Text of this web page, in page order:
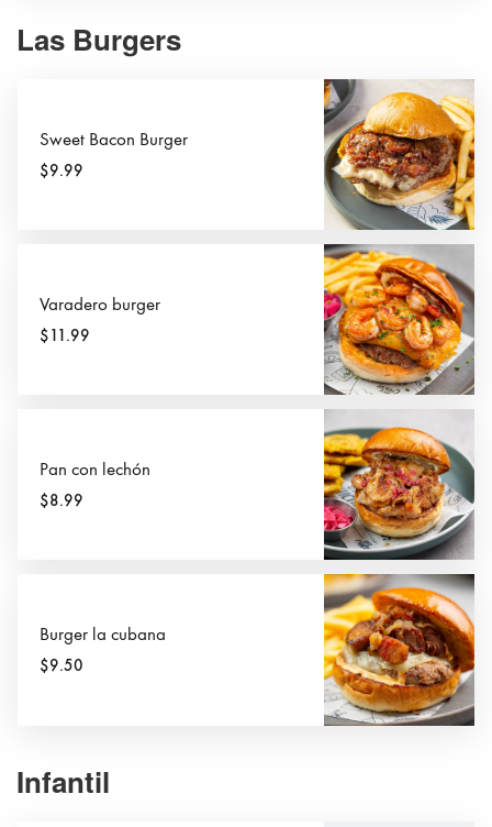
Las Burgers
Sweet Bacon Burger
$9.99
Varadero burger
$11.99
Pan con lechón
$8.99
Burger la cubana
$9.50
Infantil